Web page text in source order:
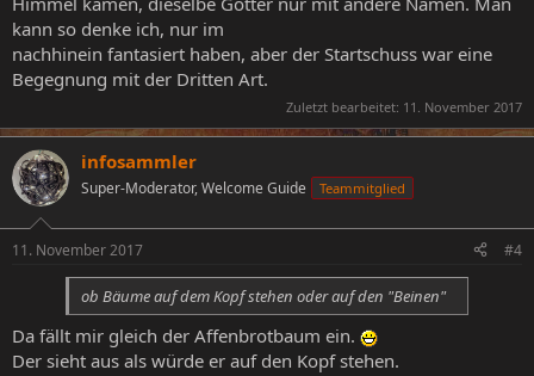
kann so denke ich, nur im
nachhinein fantasiert haben, aber der Startschuss war eine
Begegnung mit der Dritten Art.
Zuletzt bearbeitet: 11. November 2017
infosammler
Super-Moderator, Welcome Guide Teammitglied
11. November 2017 #4
ob Bäume auf dem Kopf stehen oder auf den "Beinen"
Da fällt mir gleich der Affenbrotbaum ein.
Der sieht aus als würde er auf den Kopf stehen.